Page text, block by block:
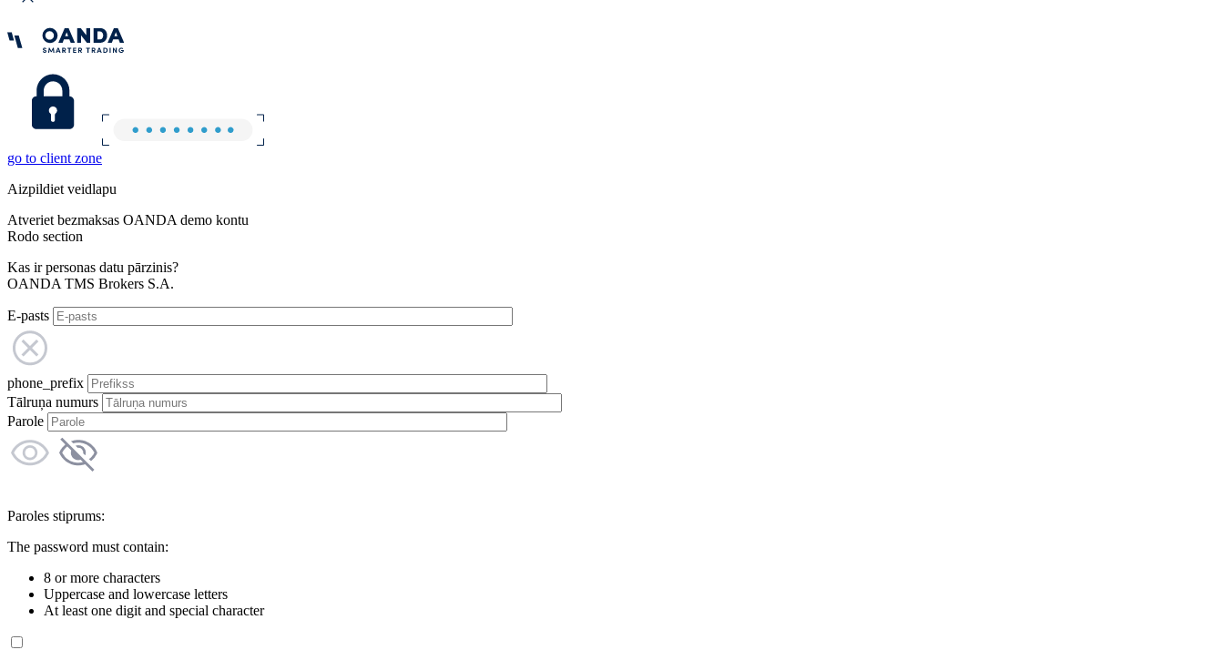
go to client zone
Aizpildiet veidlapu
Atveriet bezmaksas OANDA demo kontu
Rodo section
Kas ir personas datu pārzinis?
OANDA TMS Brokers S.A.
E-pasts
phone_prefix
Tālruņa numurs
Parole
Paroles stiprums:
The password must contain:
8 or more characters
Uppercase and lowercase letters
At least one digit and special character